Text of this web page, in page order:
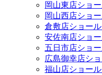
岡山東店ショ
岡山西店ショ
倉敷店ショー
安佐南店ショ
五日市店ショ
広島御幸店シ
福山店ショー